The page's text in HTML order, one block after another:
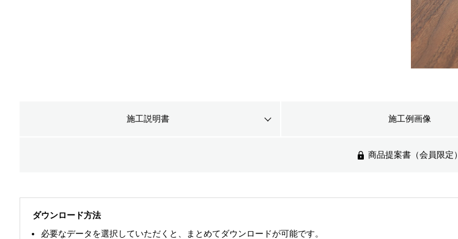
施工説明書 施工例画像
商品提案書（会員限定）
ダウンロード方法
必要なデータを選択していただくと、まとめてダウンロードが可能です。